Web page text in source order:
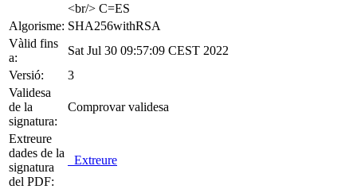
<br/> C=ES
Algorisme: SHA256withRSA
Vàlid fins
a:
Sat Jul 30 09:57:09 CEST 2022
Versió:
3
Validesa
de la
signatura:
Comprovar validesa
Extreure
dades de la
signatura
del PDF:
Extreure